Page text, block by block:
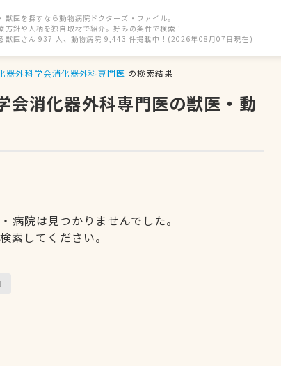
獣医を探すなら動物病院ドクターズ・ファイル。
方針や人柄を独自取材で紹介。好みの条件で検索！
獣医さん 937 人、動物病院 9,443 件掲載中！(2026年08月07日現在)
器外科学会消化器外科専門医 の検索結果
消化器外科専門医の獣医・動
病院は見つかりませんでした。
索してください。